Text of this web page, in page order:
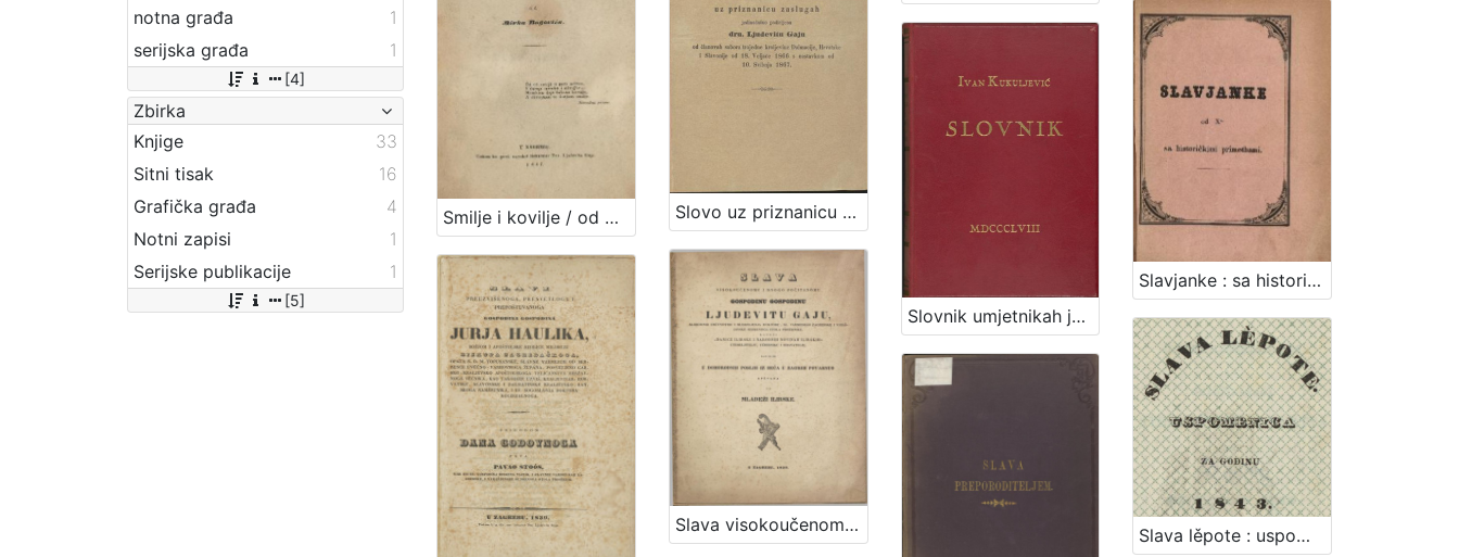
notna građa
1
serijska građa
1
[4]
Zbirka
Knjige
33
Sitni tisak
16
Grafička građa
4
Notni zapisi
1
Serijske publikacije
1
[5]
Smilje i kovilje / od Mirka Bogovića Slovo uz priznanicu zaslugah jedinodušno podieljenu dru. Ljudevitu Gaju od članovah sabora trojedne kraljevine Dalmacije, Hrvatske i Slavonije od 18. veljače 1866 s nastavkom od 10. svibnja 1867.
Slovnik umjetnikah jugoslavenskih / od Ivana Kukuljevića Sakcinskoga
Slavjanke : sa historičkimi primetbami / od Xa.
Slava visokoučenomu i mnogo počitanomu gospodinu Ljudevitu Gaju Slava lěpote : uspomenica za godinu 1843. : [domorodkinjam od Gradjanskoga strělačkoga družtva na svom balu 23. veljače 1843 obdaržanom posvetjena]